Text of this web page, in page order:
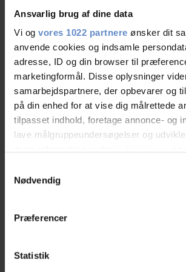
Ansvarlig brug af dine data
Vi og vores 1022 partnere ønsker dit
anvende cookies og indsamle
adresse, ID og din browser til
marketingformål. Disse oplysninger
samarbejdspartnere, der opbevarer og
på din enhed for at vise dig målrettede
tilpasset indhold, foretage annonce- og
lave målgruppeundersøgelser og
tilbage eller ændre indstillinger fra vores
"Cookiedeklaration", eller ved at trykke
Indsamle præcise oplysninger
Nødvendig
Præferencer
Statistik
praktiske faciliteter.
Danhostel Helsingør
Jeg er ked af den oplevelse du har haft,
mailet til? vores mailboks bliver tømt
ligger intet fra dig, ej hellere i vores
for du fik hjælp telefonisk.